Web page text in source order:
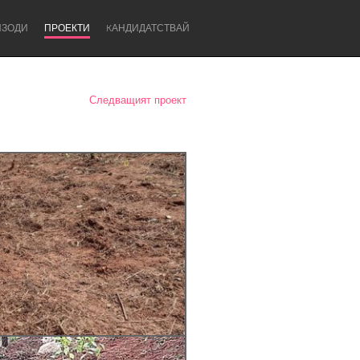
ПРОЕКТИ KАНДИДАТСТВАЙ
Newcastle
Следващият проект